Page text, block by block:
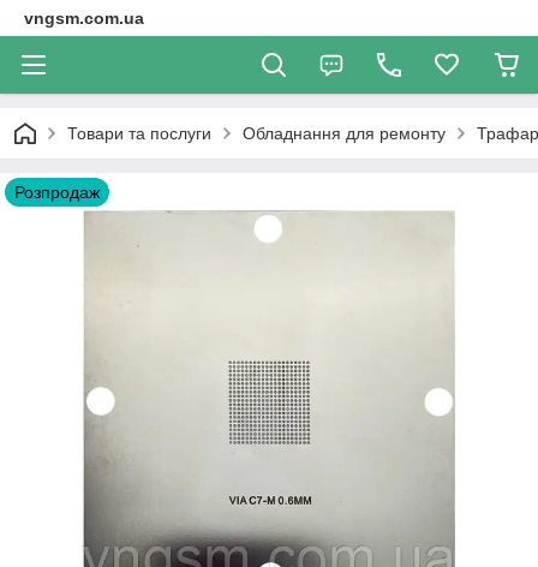
vngsm.com.ua
Товари та послуги Обладнання для ремонту
Розпродаж